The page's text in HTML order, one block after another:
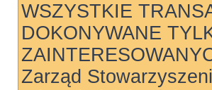
WSZYSTKIE
DOKONYWANE
Zarząd